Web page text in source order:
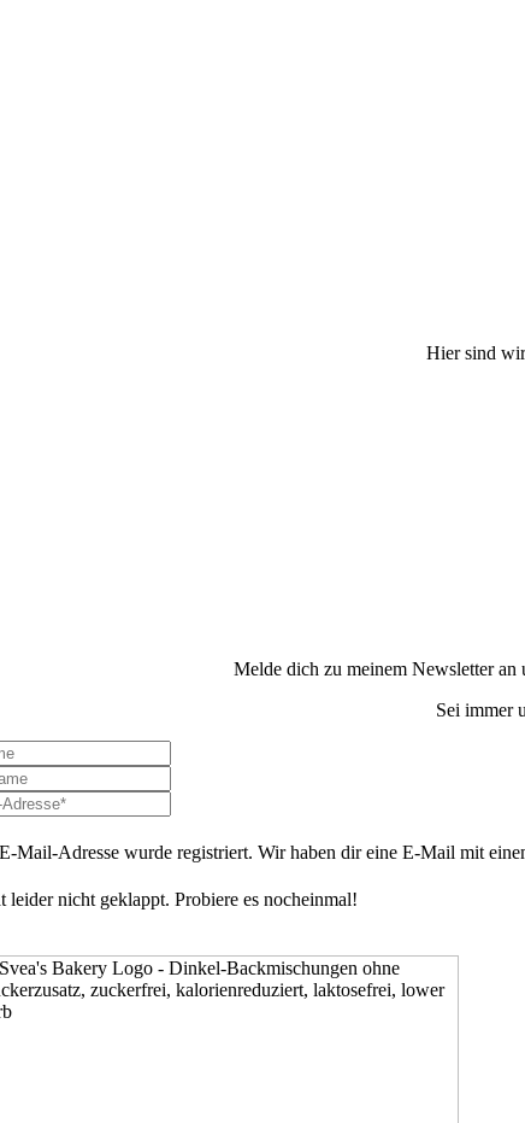
Hier sind
Melde dich zu meinem Newsletter
Sei immer
Mail-Adresse wurde registriert. Wir haben dir eine E-Mail mit
leider nicht geklappt. Probiere es nocheinmal!